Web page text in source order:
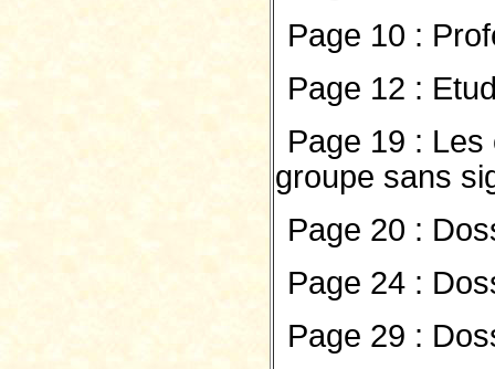
Page 10 :
Page 12 :
Page 19 :
groupe sans
Page 20 :
Page 24 :
Page 29 :